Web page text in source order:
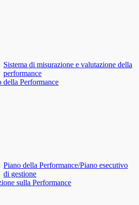
Sistema di misurazione e valutazione della
performance
della Performance
Piano della Performance/Piano esecutivo
di gestione
sulla Performance